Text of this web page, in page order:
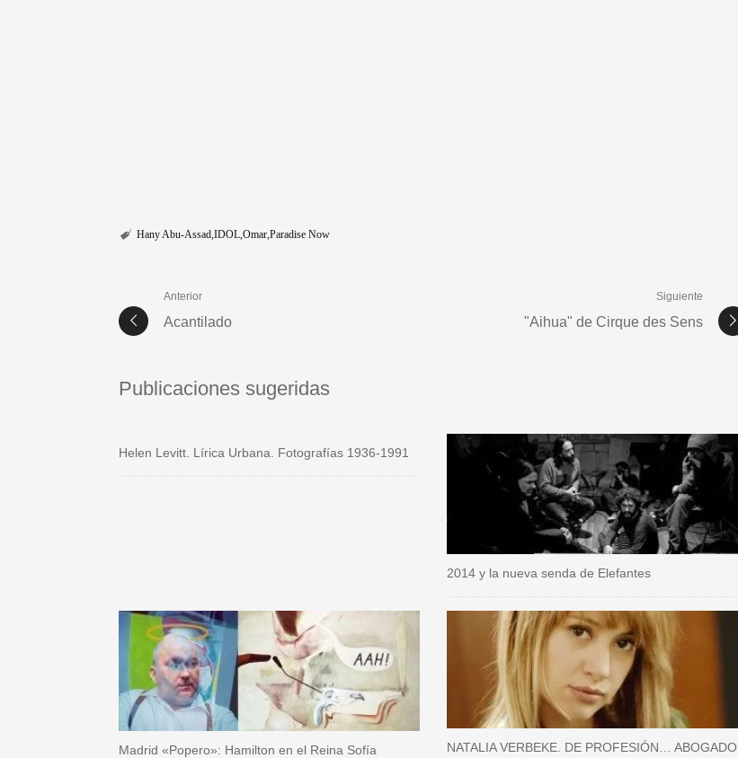
Hany Abu-Assad IDOL Omar Paradise Now
Anterior
Acantilado
Siguiente
"Aihua" de Cirque des Sens
Publicaciones sugeridas
Helen Levitt. Lírica Urbana. Fotografías 1936-1991
2014 y la nueva senda de Elefantes
Madrid «Popero»: Hamilton en el Reina Sofía NATALIA VERBEKE. DE PROFESIÓN… ABOGADO